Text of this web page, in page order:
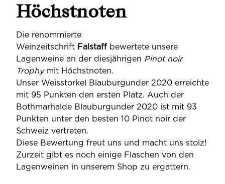
Höchstnoten
Die renommierte
Weinzeitschrift Falstaffbewertete unsere
Lagenweine an der diesjährigen Pinot noir
Trophymit Höchstnoten.
Unser Weisstorkel Blauburgunder 2020 erreichte
mit 95 Punkten den ersten Platz. Auch der
Bothmarhalde Blauburgunder 2020 ist mit 93
Punkten unter den besten 10 Pinot noir der
Schweiz vertreten.
Diese Bewertung freut uns und macht uns stolz!
Zurzeit gibt es noch einige Flaschen von den
Lagenweinen in unserem Shop zu ergattern.